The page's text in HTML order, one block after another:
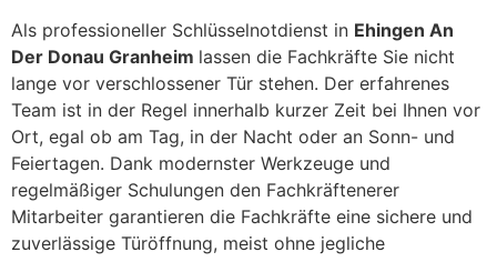
Als professioneller Schlüsselnotdienst in Ehingen An
Der Donau Granheim lassen die Fachkräfte Sie nicht
lange vor verschlossener Tür stehen. Der erfahrenes
Team ist in der Regel innerhalb kurzer Zeit bei Ihnen vor
Ort, egal ob am Tag, in der Nacht oder an Sonn- und
Feiertagen. Dank modernster Werkzeuge und
regelmäßiger Schulungen den Fachkräftenerer
Mitarbeiter garantieren die Fachkräfte eine sichere und
zuverlässige Türöffnung, meist ohne jegliche